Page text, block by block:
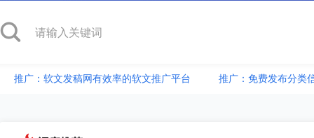
推广：软文发稿网有效率的软文推广平台 推广：免费发布分类